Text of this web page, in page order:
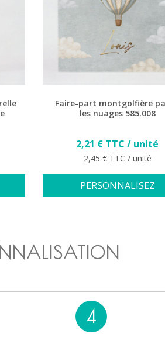
Faire-part montgolfière
les nuages 585.008
Prix
2,21 € TTC / unité
Prix de base
2,45 € TTC / unité
PERSONNALISEZ
4